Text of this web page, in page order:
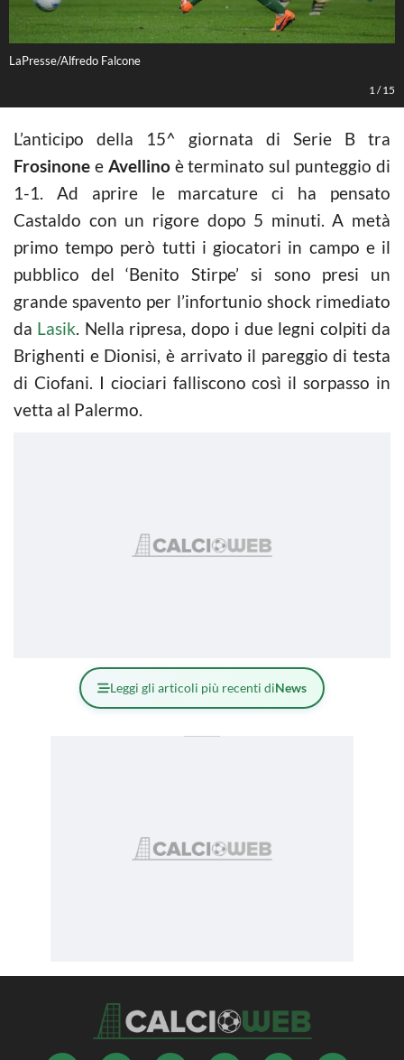
LaPresse/Alfredo Falcone
1 /15
L’anticipo della 15^ giornata di Serie B tra
Frosinone e Avellinoè terminato sul punteggio di
1-1. Ad aprire le marcature ci ha pensato
Castaldo con un rigore dopo 5 minuti. A metà
primo tempo però tutti i giocatori in campo e il
pubblico del ‘Benito Stirpe’ si sono presi un
grande spavento per l’infortunio shock rimediato
da Lasik. Nella ripresa, dopo i due legni colpiti da
Brighenti e Dionisi, è arrivato il pareggio di testa
di Ciofani. I ciociari falliscono così il sorpasso in
vetta al Palermo.
Leggi gli articoli più recenti diNews